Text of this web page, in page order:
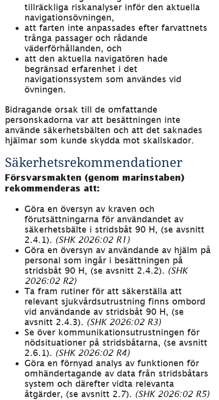
tillräckliga riskanalyser inför den aktuella
navigationsövningen,
att farten inte anpassades efter farvattnets
trånga passager och rådande
väderförhållanden, och
att den aktuella navigatören hade
begränsad erfarenhet i det
navigationssystem som användes vid
övningen.
Bidragande orsak till de omfattande
personskadorna var att besättningen inte
använde säkerhetsbälten och att det saknades
hjälmar som kunde skydda mot skallskador.
Säkerhetsrekommendationer
Försvarsmakten (genom marinstaben)
rekommenderas att:
Göra en översyn av kraven och
förutsättningarna för användandet av
säkerhetsbälte i stridsbåt 90 H, (se avsnitt
2.4.1). (SHK 2026:02 R1)
Göra en översyn av användande av hjälm på
personal som ingår i besättningen på
stridsbåt 90 H, (se avsnitt 2.4.2). (SHK
2026:02 R2)
Ta fram rutiner för att säkerställa att
relevant sjukvårdsutrustning finns ombord
vid användande av stridsbåt 90 H, (se
avsnitt 2.4.3). (SHK 2026:02 R3)
Se över kommunikationsutrustningen för
nödsituationer på stridsbåtarna, (se avsnitt
2.6.1). (SHK 2026:02 R4)
Göra en förnyad analys av funktionen för
omhändertagande av data från stridsbåtars
system och därefter vidta relevanta
åtgärder, (se avsnitt 2.7). (SHK 2026:02 R5)